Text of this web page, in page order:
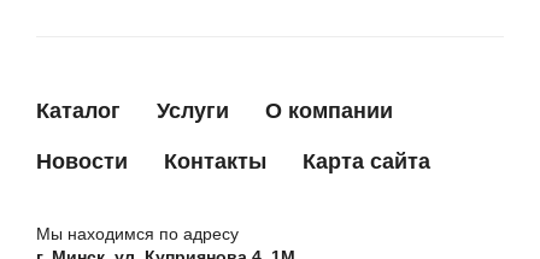
Каталог Услуги О компании
Новости Контакты Карта сайта
Мы находимся по адресу